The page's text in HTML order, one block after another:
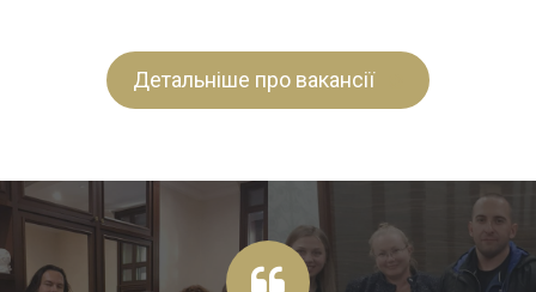
Детальніше про вакансії